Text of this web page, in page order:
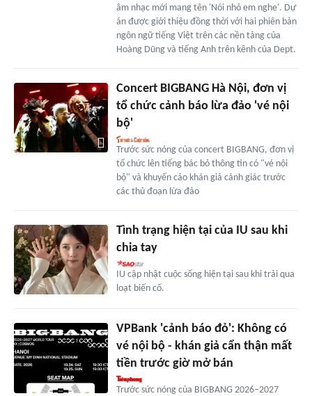
âm nhạc mới mang tên 'Nói nhỏ em nghe'. Dự
án được giới thiệu đồng thời với hai phiên bản
ngôn ngữ tiếng Việt trên các nền tảng của
Hoàng Dũng và tiếng Anh trên kênh của Dept.
Concert BIGBANG Hà Nội, đơn vị
tổ chức cảnh báo lừa đảo 'vé nội
bộ'
Trước sức nóng của concert BIGBANG, đơn vị
tổ chức lên tiếng bác bỏ thông tin có "vé nội
bộ" và khuyến cáo khán giả cảnh giác trước
các thủ đoạn lừa đảo
Tình trạng hiện tại của IU sau khi
chia tay
IU cập nhật cuộc sống hiện tại sau khi trải qua
loạt biến cố.
VPBank 'cảnh báo đỏ': Không có
vé nội bộ - khán giả cẩn thận mất
tiền trước giờ mở bán
Trước sức nóng của BIGBANG 2026–2027